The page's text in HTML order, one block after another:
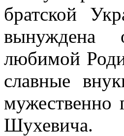
братской
вынуждена
любимой
славные
мужественно
Шухевича.